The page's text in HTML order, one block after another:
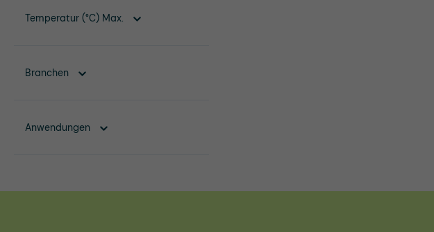
Temperatur (°C) Max.
Branchen
Anwendungen